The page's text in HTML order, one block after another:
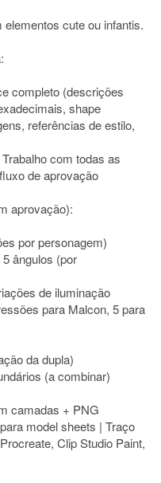
cute ou infantis.
completo (descrições
shape
referências de estilo,
com todas as
de aprovação
aprovação):
por personagem)
ângulos (por
de iluminação
para Malcon, 5 para
da dupla)
(a combinar)
camadas + PNG
model sheets | Traço
Clip Studio Paint,